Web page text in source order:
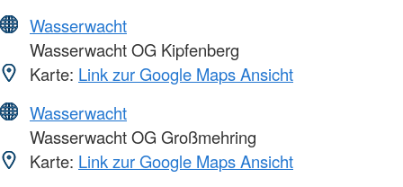
Wasserwacht
Wasserwacht OG Kipfenberg
Karte: Link zur Google Maps Ansicht
Wasserwacht
Wasserwacht OG Großmehring
Karte: Link zur Google Maps Ansicht